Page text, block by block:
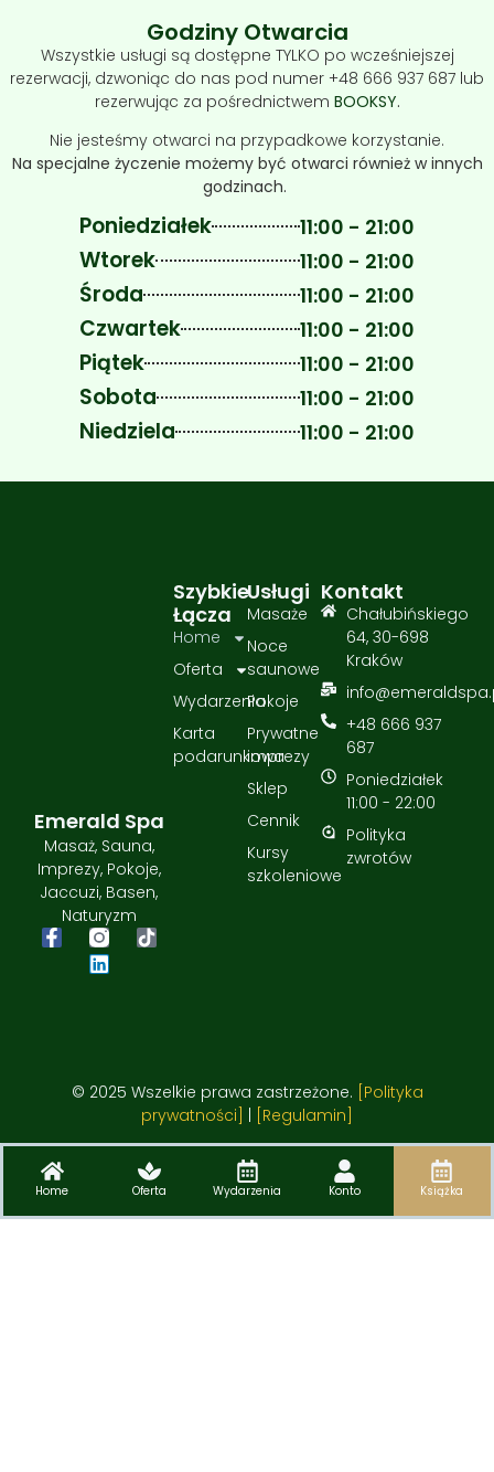
Godziny Otwarcia
Wszystkie usługi są dostępne TYLKO po wcześniejszej
rezerwacji, dzwoniąc do nas pod numer +48 666 937 687 lub
rezerwując za pośrednictwem BOOKSY.
Nie jesteśmy otwarci na przypadkowe korzystanie.
Na specjalne życzenie możemy być otwarci również w innych
godzinach.
Poniedziałek 11:00 - 21:00
Wtorek 11:00 - 21:00
Środa 11:00 - 21:00
Czwartek 11:00 - 21:00
Piątek 11:00 - 21:00
Sobota 11:00 - 21:00
Niedziela 11:00 - 21:00
Emerald Spa
Masaż, Sauna,
Imprezy, Pokoje,
Jaccuzi, Basen,
Naturyzm
Usługi
Masaże
Noce
saunowe
Pokoje
Prywatne
imprezy
Sklep
Cennik
Kursy
szkoleniowe
Szybkie
Łącza
Home
Oferta
Wydarzenia
Karta
podarunkowa
Kontakt
Chałubińskiego
64, 30-698
Kraków
+48 666 937
687
Poniedziałek
11:00 - 22:00
Polityka
zwrotów
© 2025 Wszelkie prawa zastrzeżone. [Polityka
prywatności] | [Regulamin]
Home Oferta Wydarzenia Konto Książka